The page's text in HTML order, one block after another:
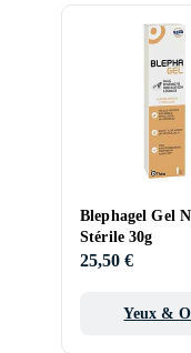
Blephagel Gel
Stérile 30g
25,50 €
Yeux &